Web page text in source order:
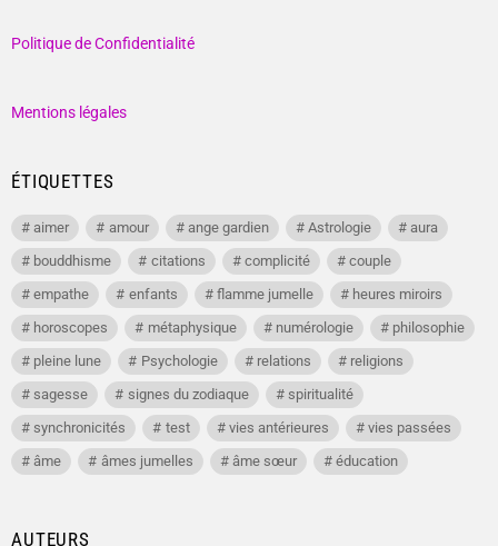
Politique de Confidentialité
Mentions légales
ÉTIQUETTES
aimer amour ange gardien Astrologie
aura
bouddhisme
citations complicité
couple
empathe
enfants flamme jumelle
heures miroirs
horoscopes
métaphysique numérologie
philosophie
pleine lune
Psychologie relations
religions
sagesse
signes du zodiaque
spiritualité
synchronicités
test vies antérieures
vies passées
âme
âmes jumelles âme sœur éducation
AUTEURS